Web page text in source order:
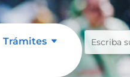
Trámites